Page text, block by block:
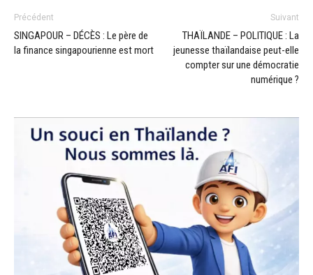
Précédent
SINGAPOUR – DÉCÈS : Le père de
la finance singapourienne est mort
Suivant
THAÏLANDE – POLITIQUE : La
jeunesse thaïlandaise peut-elle
compter sur une démocratie
numérique ?